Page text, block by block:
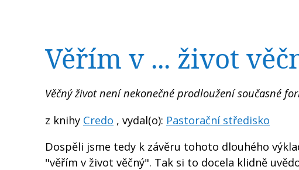
Věřím v ... život
Věčný život není nekonečné prodloužení současné
z knihy Credo , vydal(o): Pastorační středisko
Dospěli jsme tedy k závěru tohoto dlouhého
"věřím v život věčný". Tak si to docela klidně